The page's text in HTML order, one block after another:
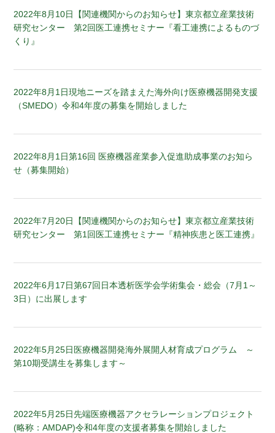
2022年8月10日
【関連機関からのお知らせ】東京都立産業技術
研究センター 第2回医工連携セミナー『看工連携によるものづ
くり』
2022年8月1日現地ニーズを踏まえた海外向け医療機器開発支援
（SMEDO）令和4年度の募集を開始しました
2022年8月1日第16回 医療機器産業参入促進助成事業のお知ら
せ（募集開始）
2022年7月20日
【関連機関からのお知らせ】東京都立産業技術
研究センター 第1回医工連携セミナー『精神疾患と医工連携』
2022年6月17日第67回日本透析医学会学術集会・総会（7月1～
3日）に出展します
2022年5月25日医療機器開発海外展開人材育成プログラム ～
第10期受講生を募集します～
2022年5月25日先端医療機器アクセラレーションプロジェクト
(略称：AMDAP)令和4年度の支援者募集を開始しました